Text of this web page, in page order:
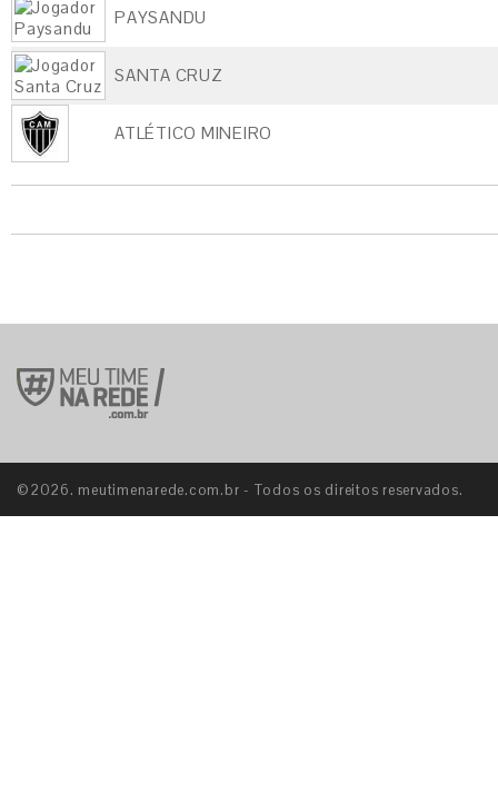
PAYSANDU
SANTA CRUZ
ATLÉTICO MINEIRO
©2026. meutimenarede.com.br - Todos os direitos reservados.